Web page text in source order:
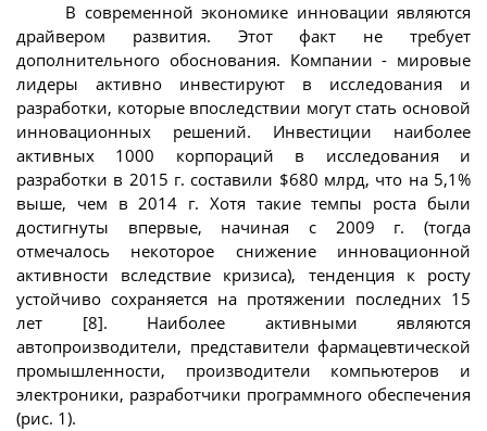
В современной экономике инновации являются
драйвером развития. Этот факт не требует
дополнительного обоснования. Компании - мировые
лидеры активно инвестируют в исследования и
разработки, которые впоследствии могут стать основой
инновационных решений. Инвестиции наиболее
активных 1000 корпораций в исследования и
разработки в 2015 г. составили $680 млрд, что на 5,1%
выше, чем в 2014 г. Хотя такие темпы роста были
достигнуты впервые, начиная с 2009 г. (тогда
отмечалось некоторое снижение инновационной
активности вследствие кризиса), тенденция к росту
устойчиво сохраняется на протяжении последних 15
лет [8]. Наиболее активными являются
автопроизводители, представители фармацевтической
промышленности, производители компьютеров и
электроники, разработчики программного обеспечения
(рис. 1).